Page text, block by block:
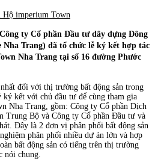
Hộ imperium Town
ty Cổ phần Đầu tưdây dựng Đông
Nha Trang) đã tổ chức lễ ký kết hợp tác
Nha Trang tại số 16 đường Phước
đối với thị trường bất động sản trong
kết với chủ đầu tư để cùng tham gia
Nha Trang, gồm: Công ty Cổ phần Dịch
Trung Bộ và Công ty Cổ phần Đầu tư và
Đây là 2 đơn vị phân phối bất động sản
phân phối nhiều dự án lớn và hợp
bất động sản có tiếng trên thị trường
nói chung.